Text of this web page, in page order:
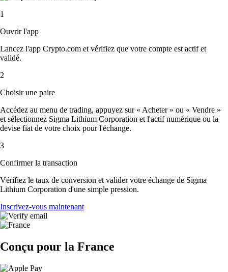
1
Ouvrir l'app
Lancez l'app Crypto.com et vérifiez que votre compte est actif et
validé.
2
Choisir une paire
Accédez au menu de trading, appuyez sur « Acheter » ou « Vendre »
et sélectionnez Sigma Lithium Corporation et l'actif numérique ou la
devise fiat de votre choix pour l'échange.
3
Confirmer la transaction
Vérifiez le taux de conversion et valider votre échange de Sigma
Lithium Corporation d'une simple pression.
Inscrivez-vous maintenant
Conçu pour la France